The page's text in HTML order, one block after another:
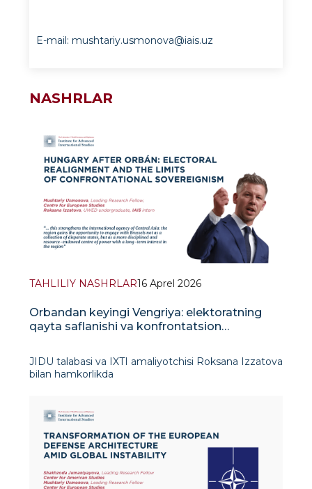
E-mail: mushtariy.usmonova@iais.uz
NASHRLAR
TAHLILIY NASHRLAR16 Aprel 2026
Orbandan keyingi Vengriya: elektoratning
qayta saflanishi va konfrontatsion
JIDU talabasi va IXTI amaliyotchisi Roksana Izzatova
bilan hamkorlikda
parlament saylovlari, mamlakatning Yevropa
iqtisodiyotidagi ulushi taxminan